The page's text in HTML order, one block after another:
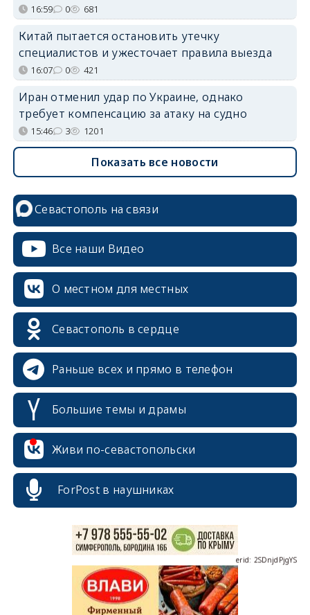
16:59 0 681
Китай пытается остановить утечку
специалистов и ужесточает правила выезда
16:07 0 421
Иран отменил удар по Украине, однако
требует компенсацию за атаку на судно
15:46 3 1201
Показать все новости
Севастополь на связи
Все наши Видео
О местном для местных
Севастополь в сердце
Раньше всех и прямо в телефон
Большие темы и драмы
Живи по-севастопольски
ForPost в наушниках
erid: 2SDnjcrDNw6
erid: 2SDnjdPjgYS